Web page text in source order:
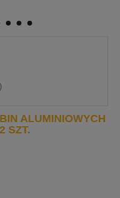
ALUMINIOWYCH
SZT.